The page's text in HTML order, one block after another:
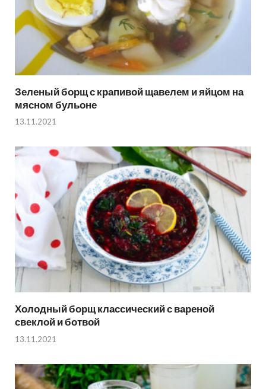
Зеленый борщ с крапивой щавелем и яйцом на
мясном бульоне
13.11.2021
Холодный борщ классический с вареной
свеклой и ботвой
13.11.2021